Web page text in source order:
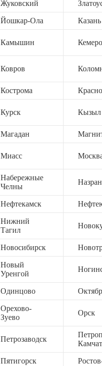
Жуковский
Йошкар-Ола Казань
Камышин
Ковров
Кострома
Курск Кызыл
Магадан
Миасс
Набережные
Челны
Нефтекамск
Нижний
Тагил
Новосибирск
Новый
Уренгой
Одинцово
Орехово-
Зуево
Орск
Петрозаводск
Пятигорск